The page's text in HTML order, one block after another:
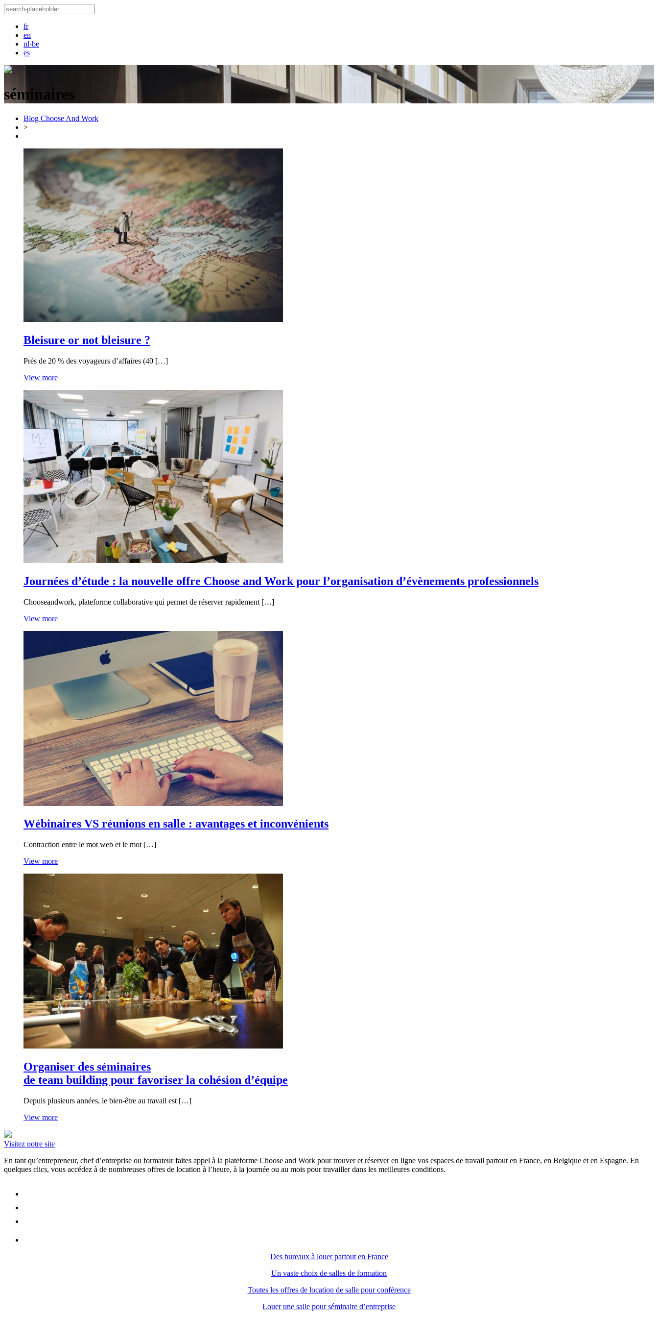
fr
en
nl-be
es
séminaires
Blog Choose And Work
>
Bleisure or not bleisure ?
Près de 20 % des voyageurs d’affaires (40 […]
View more
Journées d’étude : la nouvelle offre Choose and Work pour l’organisation d’évènements professionnels
Chooseandwork, plateforme collaborative qui permet de réserver rapidement […]
View more
Wébinaires VS réunions en salle : avantages et inconvénients
Contraction entre le mot web et le mot […]
View more
Organiser des séminaires
de team building pour favoriser la cohésion d’équipe
Depuis plusieurs années, le bien-être au travail est […]
View more
Visitez notre site
En tant qu’entrepreneur, chef d’entreprise ou formateur faites appel à la plateforme Choose and Work pour trouver et réserver en ligne vos espaces de travail partout en France, en Belgique et en Espagne. En
quelques clics, vous accédez à de nombreuses offres de location à l’heure, à la journée ou au mois pour travailler dans les meilleures conditions.
Des bureaux à louer partout en France
Un vaste choix de salles de formation
Toutes les offres de location de salle pour conférence
Louer une salle pour séminaire d’entreprise